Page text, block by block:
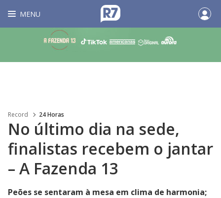
MENU
Record 24 Horas
No último dia na sede,
finalistas recebem o jantar
– A Fazenda 13
Peões se sentaram à mesa em clima de harmonia;